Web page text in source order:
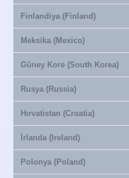
Finlandiya (Finland)
Meksika (Mexico)
Güney Kore (South Korea)
Rusya (Russia)
Hırvatistan (Croatia)
İrlanda (Ireland)
Polonya (Poland)